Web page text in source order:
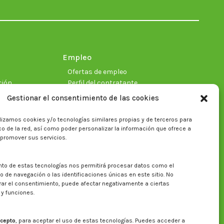
Gestionar el consentimiento de las cookies
cookies y/o tecnologías similares propias y de terceros para
de la red, así como poder personalizar la información que ofrece a
sus servicios.
de estas tecnologías nos permitirá procesar datos como el
de navegación o las identificaciones únicas en este sitio. No
el consentimiento, puede afectar negativamente a ciertas
funciones.
, para aceptar el uso de estas tecnologías. Puedes acceder a
new new new new new new
Empleo
Ofertas de empleo
Perfil del contratante
Buscar en la web del CITA
Buscar: